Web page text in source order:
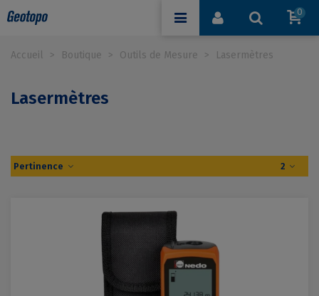
0
Accueil > Boutique > Outils de Mesure > Lasermètres
Lasermètres
Pertinence 2